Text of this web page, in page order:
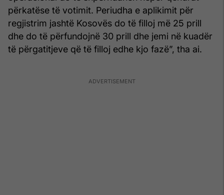
përkatëse të votimit. Periudha e aplikimit për
regjistrim jashtë Kosovës do të filloj më 25 prill
dhe do të përfundojnë 30 prill dhe jemi në kuadër
të përgatitjeve që të filloj edhe kjo fazë”, tha ai.